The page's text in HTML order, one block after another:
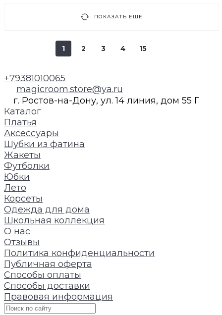
ПОКАЗАТЬ ЕЩЕ
1 2 3 4 15
+79381010065
magicroom.store@ya.ru
г. Ростов-на-Дону, ул. 14 линия, дом 55 Г
Каталог
Платья
Аксессуары
Шубки из фатина
Жакеты
Футболки
Юбки
Лето
Корсеты
Одежда для дома
Школьная коллекция
О нас
Отзывы
Политика конфиденциальности
Публичная оферта
Способы оплаты
Способы доставки
Правовая информация